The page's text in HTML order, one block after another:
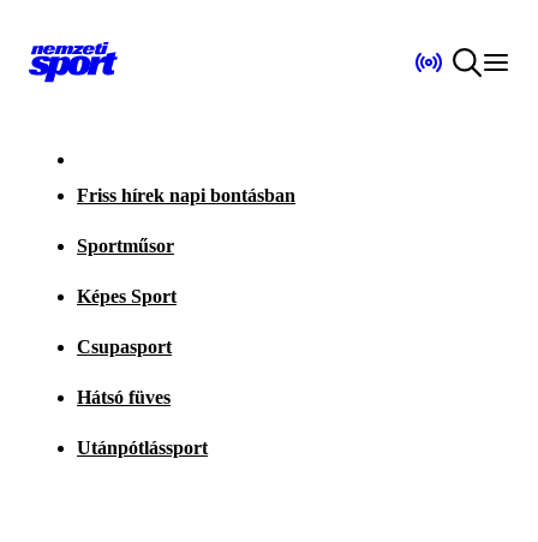
Friss hírek napi bontásban
Sportműsor
Képes Sport
Csupasport
Hátsó füves
Utánpótlássport